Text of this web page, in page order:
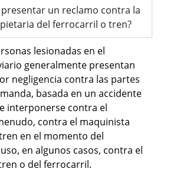
un reclamo contra la
del ferrocarril o tren?
lesionadas en el
generalmente presentan
negligencia contra las partes
basada en un accidente
interponerse contra el
contra el maquinista
en el momento del
en algunos casos, contra el
o del ferrocarril.